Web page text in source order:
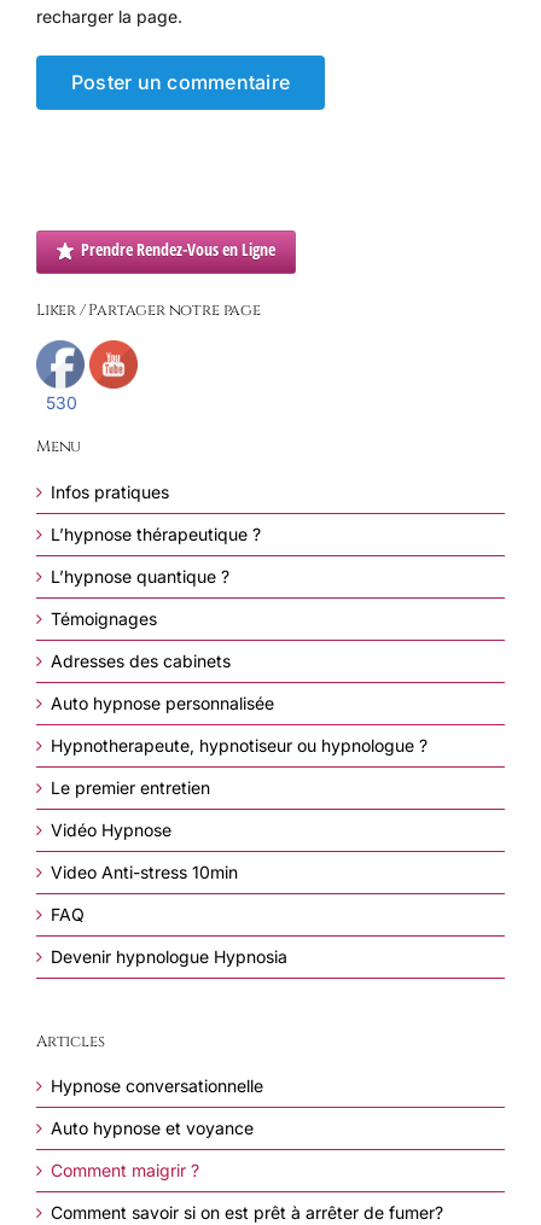
recharger la page.
Prendre Rendez-Vous en Ligne
Liker / Partager notre page
530
Menu
Infos pratiques
L’hypnose thérapeutique ?
L’hypnose quantique ?
Témoignages
Adresses des cabinets
Auto hypnose personnalisée
Hypnotherapeute, hypnotiseur ou hypnologue ?
Le premier entretien
Vidéo Hypnose
Video Anti-stress 10min
FAQ
Devenir hypnologue Hypnosia
Articles
Hypnose conversationnelle
Auto hypnose et voyance
Comment maigrir ?
Comment savoir si on est prêt à arrêter de fumer?